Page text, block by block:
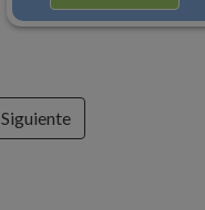
Siguiente